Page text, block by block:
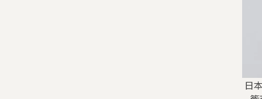
日